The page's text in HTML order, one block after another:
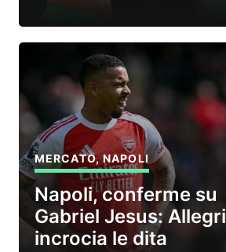
MERCATO,NAPOLI
Napoli, conferme su
Gabriel Jesus: Allegri
incrocia le dita